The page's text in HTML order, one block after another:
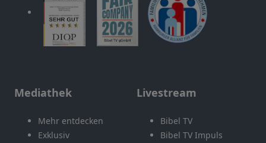
Mediathek
Mehr entdecken
Exklusiv
Livestream
Bibel TV
Bibel TV Impuls